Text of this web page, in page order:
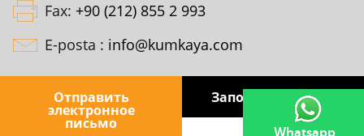
Отправить
электронное
письмо
Заполнить форму
Fax: +90 (212) 855 2 993
E-posta : info@kumkaya.com
Copyright © 2026 Kumkaya
Whatsapp